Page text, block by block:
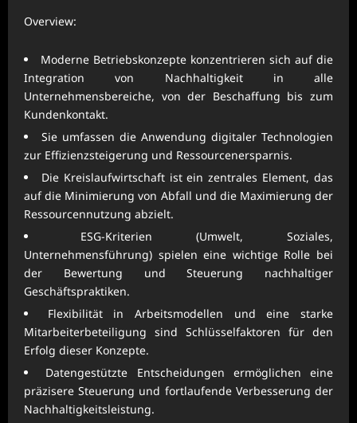
Overview:
Moderne Betriebskonzepte konzentrieren sich auf die
Integration von Nachhaltigkeit in alle
Unternehmensbereiche, von der Beschaffung bis zum
Kundenkontakt.
Sie umfassen die Anwendung digitaler Technologien
zur Effizienzsteigerung und Ressourcenersparnis.
Die Kreislaufwirtschaft ist ein zentrales Element, das
auf die Minimierung von Abfall und die Maximierung der
Ressourcennutzung abzielt.
ESG-Kriterien (Umwelt, Soziales,
Unternehmensführung) spielen eine wichtige Rolle bei
der Bewertung und Steuerung nachhaltiger
Geschäftspraktiken.
Flexibilität in Arbeitsmodellen und eine starke
Mitarbeiterbeteiligung sind Schlüsselfaktoren für den
Erfolg dieser Konzepte.
Datengestützte Entscheidungen ermöglichen eine
präzisere Steuerung und fortlaufende Verbesserung der
Nachhaltigkeitsleistung.